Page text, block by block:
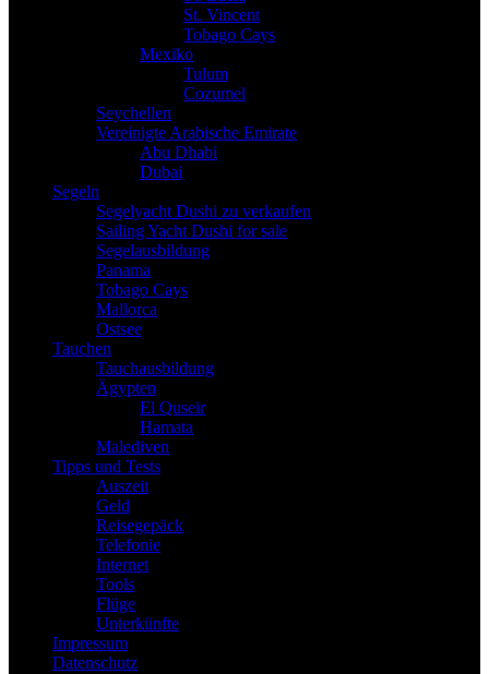
St. Vincent
Tobago Cays
Mexiko
Tulum
Cozumel
Seychellen
Vereinigte Arabische Emirate
Abu Dhabi
Dubai
Segeln
Segelyacht Dushi zu verkaufen
Sailing Yacht Dushi for sale
Segelausbildung
Panama
Tobago Cays
Mallorca
Ostsee
Tauchen
Tauchausbildung
Ägypten
El Quseir
Hamata
Malediven
Tipps und Tests
Auszeit
Geld
Reisegepäck
Telefonie
Internet
Tools
Flüge
Unterkünfte
Impressum
Datenschutz